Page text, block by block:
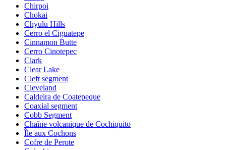
Chirpoi
Chokai
Chyulu Hills
Cerro el Ciguatepe
Cinnamon Butte
Cerro Cinotepec
Clark
Clear Lake
Cleft segment
Cleveland
Caldeira de Coatepeque
Coaxial segment
Cobb Segment
Chaîne volcanique de Cochiquito
Île aux Cochons
Cofre de Perote